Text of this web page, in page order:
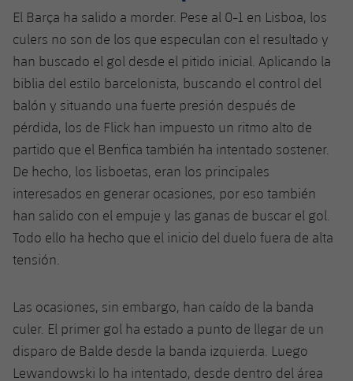
Jugadores
Fotos
Historia
Palmarés
Clasificaciones
Juvenil
Infantil
Alevín
Noticias
Atletismo
plusicon
Actualidad
Masculino
Femenino
Agenda
Baloncesto en silla de ruedas
plusicon
más
Actualidad
Jugadores
Calendario
Resultados
Hockey sobre hielo
plusicon
más
Actualidad
Jugadores
Calendario
Clasificaciones
Hockey hierba
plusicon
más
Noticias
Hockey Hierba Masculino
Patinaje artístico
plusicon
más
Actualidad
Agenda
Escuela de Patinaje
Actualidad
Jugadores
Voleibol
plusicon
más
Noticias
Apúntate a las amateurs
El Barça ha salido a morder. Pese al 0-1 en Lisboa, los
culers no son de los que especulan con el resultado y
han buscado el gol desde el pitido inicial. Aplicando la
biblia del estilo barcelonista, buscando el control del
balón y situando una fuerte presión después de
pérdida, los de Flick han impuesto un ritmo alto de
partido que el Benfica también ha intentado sostener.
De hecho, los lisboetas, eran los principales
interesados ​​en generar ocasiones, por eso también
han salido con el empuje y las ganas de buscar el gol.
Todo ello ha hecho que el inicio del duelo fuera de alta
tensión.
Las ocasiones, sin embargo, han caído de la banda
culer. El primer gol ha estado a punto de llegar de un
disparo de Balde desde la banda izquierda. Luego
Lewandowski lo ha intentado, desde dentro del área